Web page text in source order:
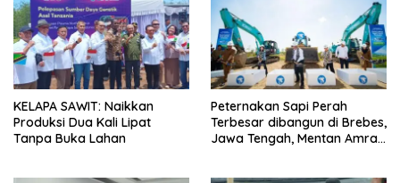
KELAPA SAWIT: Naikkan
Produksi Dua Kali Lipat
Tanpa Buka Lahan
Peternakan Sapi Perah
Terbesar dibangun di Brebes,
Jawa Tengah, Mentan Amran